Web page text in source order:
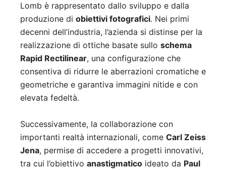
Lomb è rappresentato dallo sviluppo e dalla
produzione di obiettivi fotografici. Nei primi
decenni dell’industria, l’azienda si distinse per la
realizzazione di ottiche basate sullo schema
Rapid Rectilinear, una configurazione che
consentiva di ridurre le aberrazioni cromatiche e
geometriche e garantiva immagini nitide e con
elevata fedeltà.
Successivamente, la collaborazione con
importanti realtà internazionali, come Carl Zeiss
Jena, permise di accedere a progetti innovativi,
tra cui l’obiettivo anastigmatico ideato da Paul